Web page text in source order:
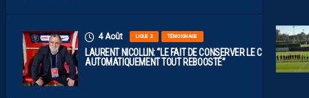
4 Août LIGUE 2 TÉMOIGNAGE
LAURENT NICOLLIN: “LE FAIT DE CONSERVER LE CLUB A
AUTOMATIQUEMENT TOUT REBOOSTÉ”